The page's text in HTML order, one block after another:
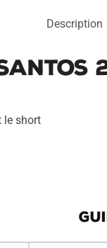
Description
le short